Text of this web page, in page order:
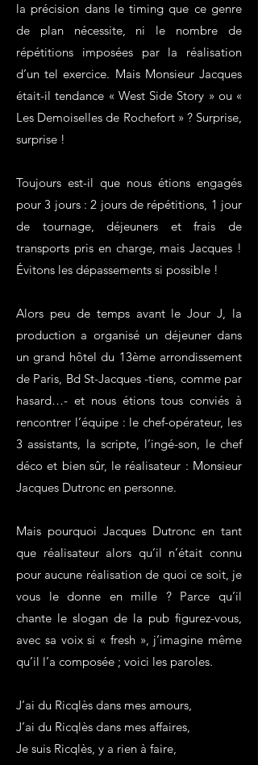
la précision dans le timing que ce genre
de plan nécessite, ni le nombre de
répétitions imposées par la réalisation
d’un tel exercice. Mais Monsieur Jacques
était-il tendance « West Side Story » ou «
Les Demoiselles de Rochefort » ? Surprise,
surprise !
Toujours est-il que nous étions engagés
pour 3 jours : 2 jours de répétitions, 1 jour
de tournage, déjeuners et frais de
transports pris en charge, mais Jacques !
Évitons les dépassements si possible !
Alors peu de temps avant le Jour J, la
production a organisé un déjeuner dans
un grand hôtel du 13ème arrondissement
de Paris, Bd St-Jacques -tiens, comme par
hasard…- et nous étions tous conviés à
rencontrer l’équipe : le chef-opérateur, les
3 assistants, la scripte, l’ingé-son, le chef
déco et bien sûr, le réalisateur : Monsieur
Jacques Dutronc en personne.
Mais pourquoi Jacques Dutronc en tant
que réalisateur alors qu’il n’était connu
pour aucune réalisation de quoi ce soit, je
vous le donne en mille ? Parce qu’il
chante le slogan de la pub figurez-vous,
avec sa voix si « fresh », j’imagine même
qu’il l’a composée ; voici les paroles.
J’ai du Ricqlès dans mes amours,
J’ai du Ricqlès dans mes affaires,
Je suis Ricqlès, y a rien à faire,